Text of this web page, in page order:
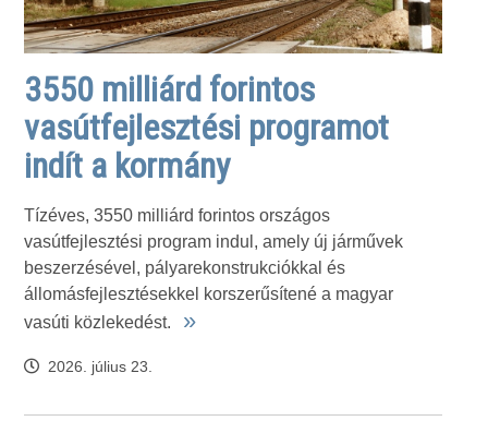
3550 milliárd forintos
vasútfejlesztési programot
indít a kormány
Tízéves, 3550 milliárd forintos országos
vasútfejlesztési program indul, amely új járművek
beszerzésével, pályarekonstrukciókkal és
állomásfejlesztésekkel korszerűsítené a magyar
vasúti közlekedést.
»
2026. július 23.